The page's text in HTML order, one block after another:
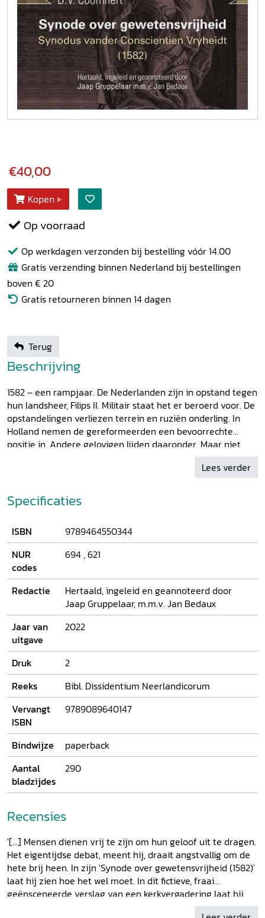
€40,00
Kopen
Op voorraad
Op werkdagen verzonden bij bestelling vóór 14.00
Gratis verzending binnen Nederland bij bestellingen
boven € 20
Gratis retourneren binnen 14 dagen
Terug
Beschrijving
1582 – een rampjaar. De Nederlanden zijn in opstand tegen
hun landsheer, Filips II. Militair staat het er beroerd voor. De
opstandelingen verliezen terrein en ruziën onderling. In
Holland nemen de gereformeerden een bevoorrechte
positie in. Andere gelovigen lijden daaronder. Maar niet
iedereen neemt de gereformeerde machtsaanspraak voor
lief. In het verzet hiertegen neemt D.V. Coornhert (1522-
gereformeerden dat zij de Hollandse magistraten
aanzetten tot een repressieve godsdienstpolitiek. Volgens
toegedekte gewetensdwang. Mensen dienen vrij te zijn om
hun geloof uit te dragen. Het eigentijdse debat, meent hij,
draait angstvallig om de hete brij heen. In zijn
gewetensvrijheid (1582)
dit fictieve, fraai geënsceneerde verslag van een
kerkvergadering laat hij zien dat de ‘ouden’ (katholieken)
en de ‘jongen’ (lutheranen en gereformeerden) dezelfde
volstrekt ondeugdelijke argumenten gebruiken om de
eigen machtspositie te verdedigen. Tenslotte raakt de
gereformeerde deelnemer overtuigd: geloof moet vrij zijn,
diverse gelovigen kunnen goed samenleven, en ja,
godsdienstvrijheid is de inzet van de opstand.
Lees verder
Specificaties
ISBN
9789464550344
NUR
codes
694 ,621
Redactie
Hertaald, ingeleid en geannoteerd door
Jaap Gruppelaar, m.m.v. Jan Bedaux
Jaar van
uitgave
2022
Druk
2
Reeks
Bibl. Dissidentium Neerlandicorum
Vervangt
ISBN
9789089640147
Bindwijze
paperback
Aantal
bladzijdes
290
Recensies
'[...] Mensen dienen vrij te zijn om hun geloof uit te dragen.
Het eigentijdse debat, meent hij, draait angstvallig om de
hete brij heen. In zijn 'Synode over gewetensvrijheid (1582)'
laat hij zien hoe het wel moet. In dit fictieve, fraai
geënsceneerde verslag van een kerkvergadering laat hij
zien dat de 'ouden' (katholieken) en de 'jongen' (lutheranen